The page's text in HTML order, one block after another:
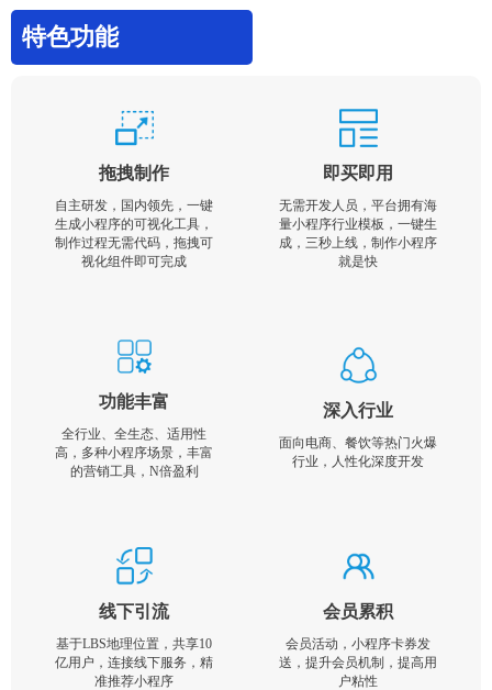
特色功能
拖拽制作
自主研发，国内领先，一键
生成小程序的可视化工具，
制作过程无需代码，拖拽可
视化组件即可完成
即买即用
无需开发人员，平台拥有海
量小程序行业模板，一键生
成，三秒上线，制作小程序
就是快
功能丰富
全行业、全生态、适用性
高，多种小程序场景，丰富
的营销工具，N倍盈利
深入行业
面向电商、餐饮等热门火爆
行业，人性化深度开发
线下引流
基于LBS地理位置，共享10
亿用户，连接线下服务，精
准推荐小程序
会员累积
会员活动，小程序卡券发
送，提升会员机制，提高用
户粘性